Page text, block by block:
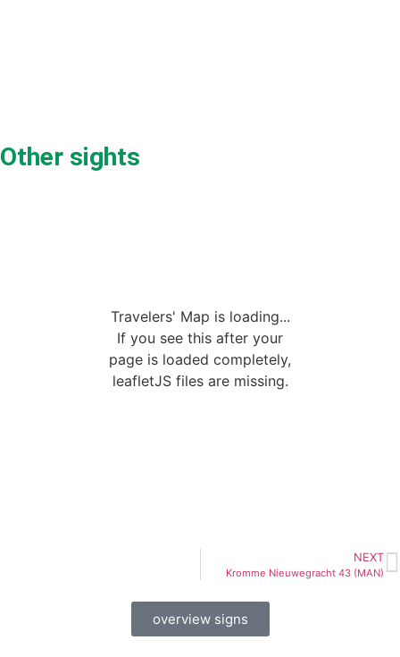
Other sights
Travelers' Map is loading...
If you see this after your
page is loaded completely,
leafletJS files are missing.
NEXT
Kromme Nieuwegracht 43 (MAN)
overview signs